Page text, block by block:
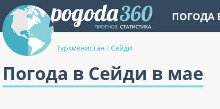
ПОГОДА
Туркменистан / Сейди
Погода в Сейди в мае